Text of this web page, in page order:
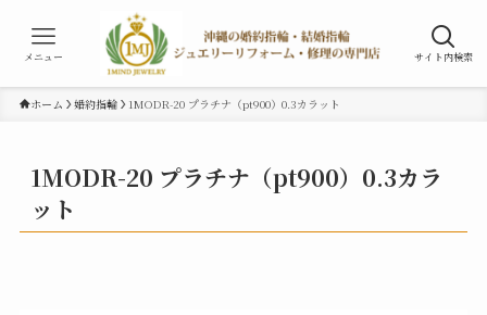
サイト内検索
メニュー
ホーム 婚約指輪 1MODR-20 プラチナ（pt900）0.3カラット
1MODR-20 プラチナ（pt900）0.3カラ
ット